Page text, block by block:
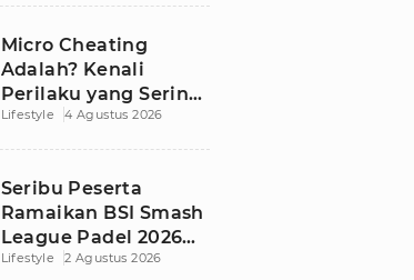
Micro Cheating
Adalah? Kenali
Perilaku yang Sering
Tak Disadari dalam
Lifestyle 4 Agustus 2026
Seribu Peserta
Ramaikan BSI Smash
League Padel 2026
Besutan RANS
Lifestyle 2 Agustus 2026